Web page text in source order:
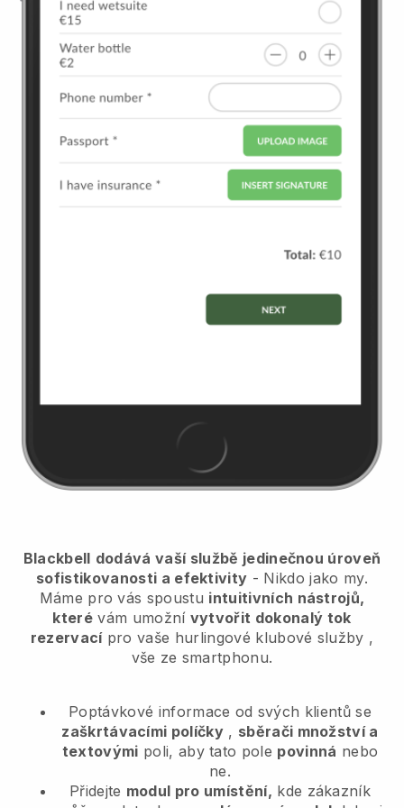
Blackbell dodává vaší službě jedinečnou úroveň
sofistikovanosti a efektivity - Nikdo jako my.
Máme pro vás spoustu intuitivních nástrojů,
které vám umožní vytvořit dokonalý tok
rezervací pro vaše hurlingové klubové služby ,
vše ze smartphonu.
Poptávkové informace od svých klientů se
zaškrtávacími políčky , sběrači množství a
textovými poli, aby tato pole povinná nebo
ne.
Přidejte modul pro umístění, kde zákazník